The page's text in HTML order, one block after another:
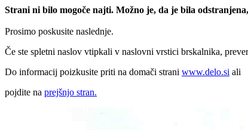
Strani ni bilo mogoče najti. Možno je, da je bila
Prosimo poskusite naslednje.
Če ste spletni naslov vtipkali v naslovni vrstici brskalnika,
Do informacij poizkusite priti na domači strani www.delo.si ali
pojdite na prejšnjo stran.